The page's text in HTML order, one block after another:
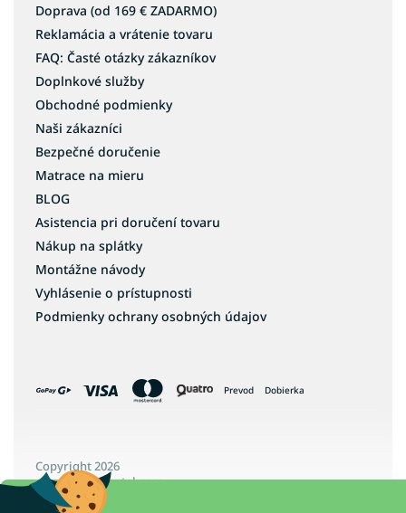
Doprava (od 169 € ZADARMO)
Reklamácia a vrátenie tovaru
FAQ: Časté otázky zákazníkov
Doplnkové služby
Obchodné podmienky
Naši zákazníci
Bezpečné doručenie
Matrace na mieru
BLOG
Asistencia pri doručení tovaru
Nákup na splátky
Montážne návody
Vyhlásenie o prístupnosti
Podmienky ochrany osobných údajov
Prevod Dobierka
Copyright 2026
www.detskapostel.com
. Všetky práva vyhradené.